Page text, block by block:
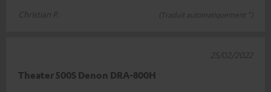
Christian P.
(Traduit automatiquement *)
Theater 500S Denon DRA-800H
25/02/2022